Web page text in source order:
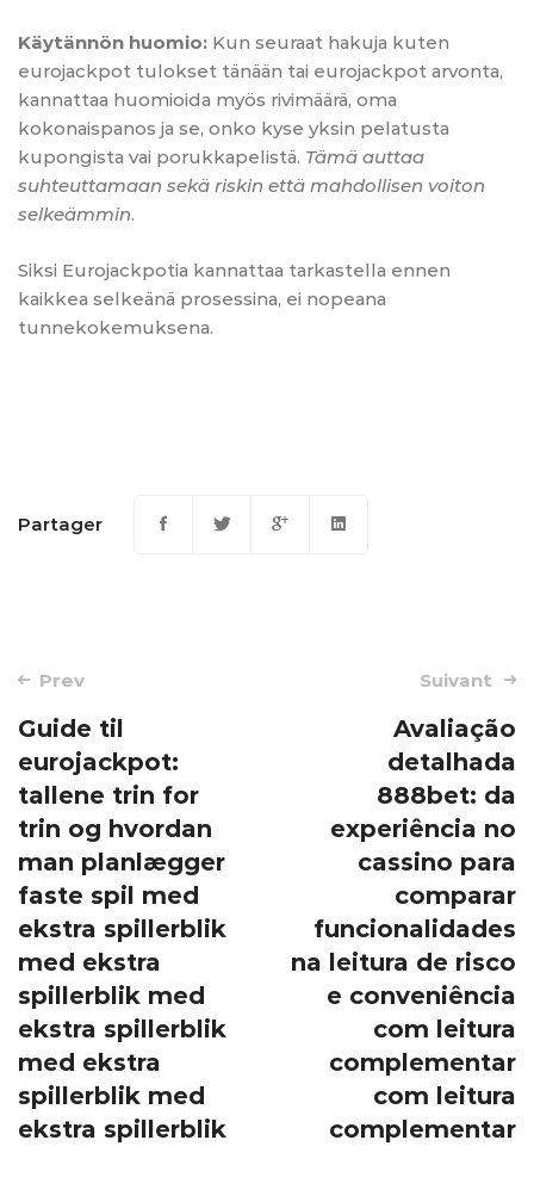
Käytännön huomio: Kun seuraat hakuja kuten
eurojackpot tulokset tänään tai eurojackpot arvonta,
kannattaa huomioida myös rivimäärä, oma
kokonaispanos ja se, onko kyse yksin pelatusta
kupongista vai porukkapelistä. Tämä auttaa
suhteuttamaan sekä riskin että mahdollisen voiton
selkeämmin.
Siksi Eurojackpotia kannattaa tarkastella ennen
kaikkea selkeänä prosessina, ei nopeana
tunnekokemuksena.
Partager
Post
navigation
Prev
Guide til
eurojackpot:
tallene trin for
trin og hvordan
man planlægger
faste spil med
ekstra spillerblik
med ekstra
spillerblik med
ekstra spillerblik
med ekstra
spillerblik med
ekstra spillerblik
Suivant
Avaliação
detalhada
888bet: da
experiência no
cassino para
comparar
funcionalidades
na leitura de risco
e conveniência
com leitura
complementar
com leitura
complementar